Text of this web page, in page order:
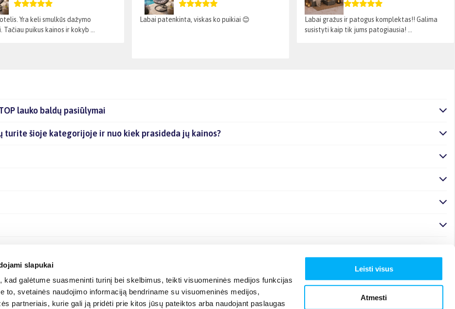
slapukai
kad galėtume suasmeninti turinį bei skelbimus, teikti visuomeninės medijos funkcijas
to, svetainės naudojimo informaciją bendriname su visuomeninės medijos,
partneriais, kurie gali ją pridėti prie kitos jūsų pateiktos arba naudojant paslaugas
Leisti visus
Atmesti
Yra keli smulkūs dažymo
Tačiau puikus kainos ir kokyb ...
Labai patenkinta, viskas ko puikiai 😊
Labai gražus ir patogus komplektas!! Galima
susistyti kaip tik jums patogiausia! ...
lauko baldų pasiūlymai
turite šioje kategorijoje ir nuo kiek prasideda jų kainos?